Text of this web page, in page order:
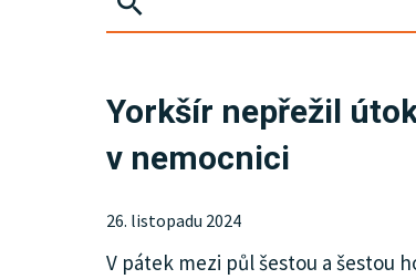
KULTURA
Yorkšír nepřežil
v nemocnici
26. listopadu 2024
V pátek mezi půl šestou a šestou